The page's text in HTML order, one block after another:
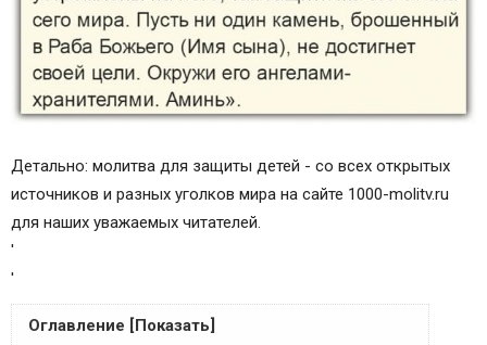
Детально: молитва для защиты детей - со всех открытых
источников и разных уголков мира на сайте 1000-molitv.ru
для наших уважаемых читателей.
'
'
Оглавление [Показать]